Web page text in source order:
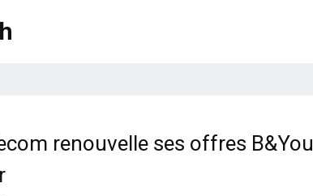
renouvelle ses offres B&You